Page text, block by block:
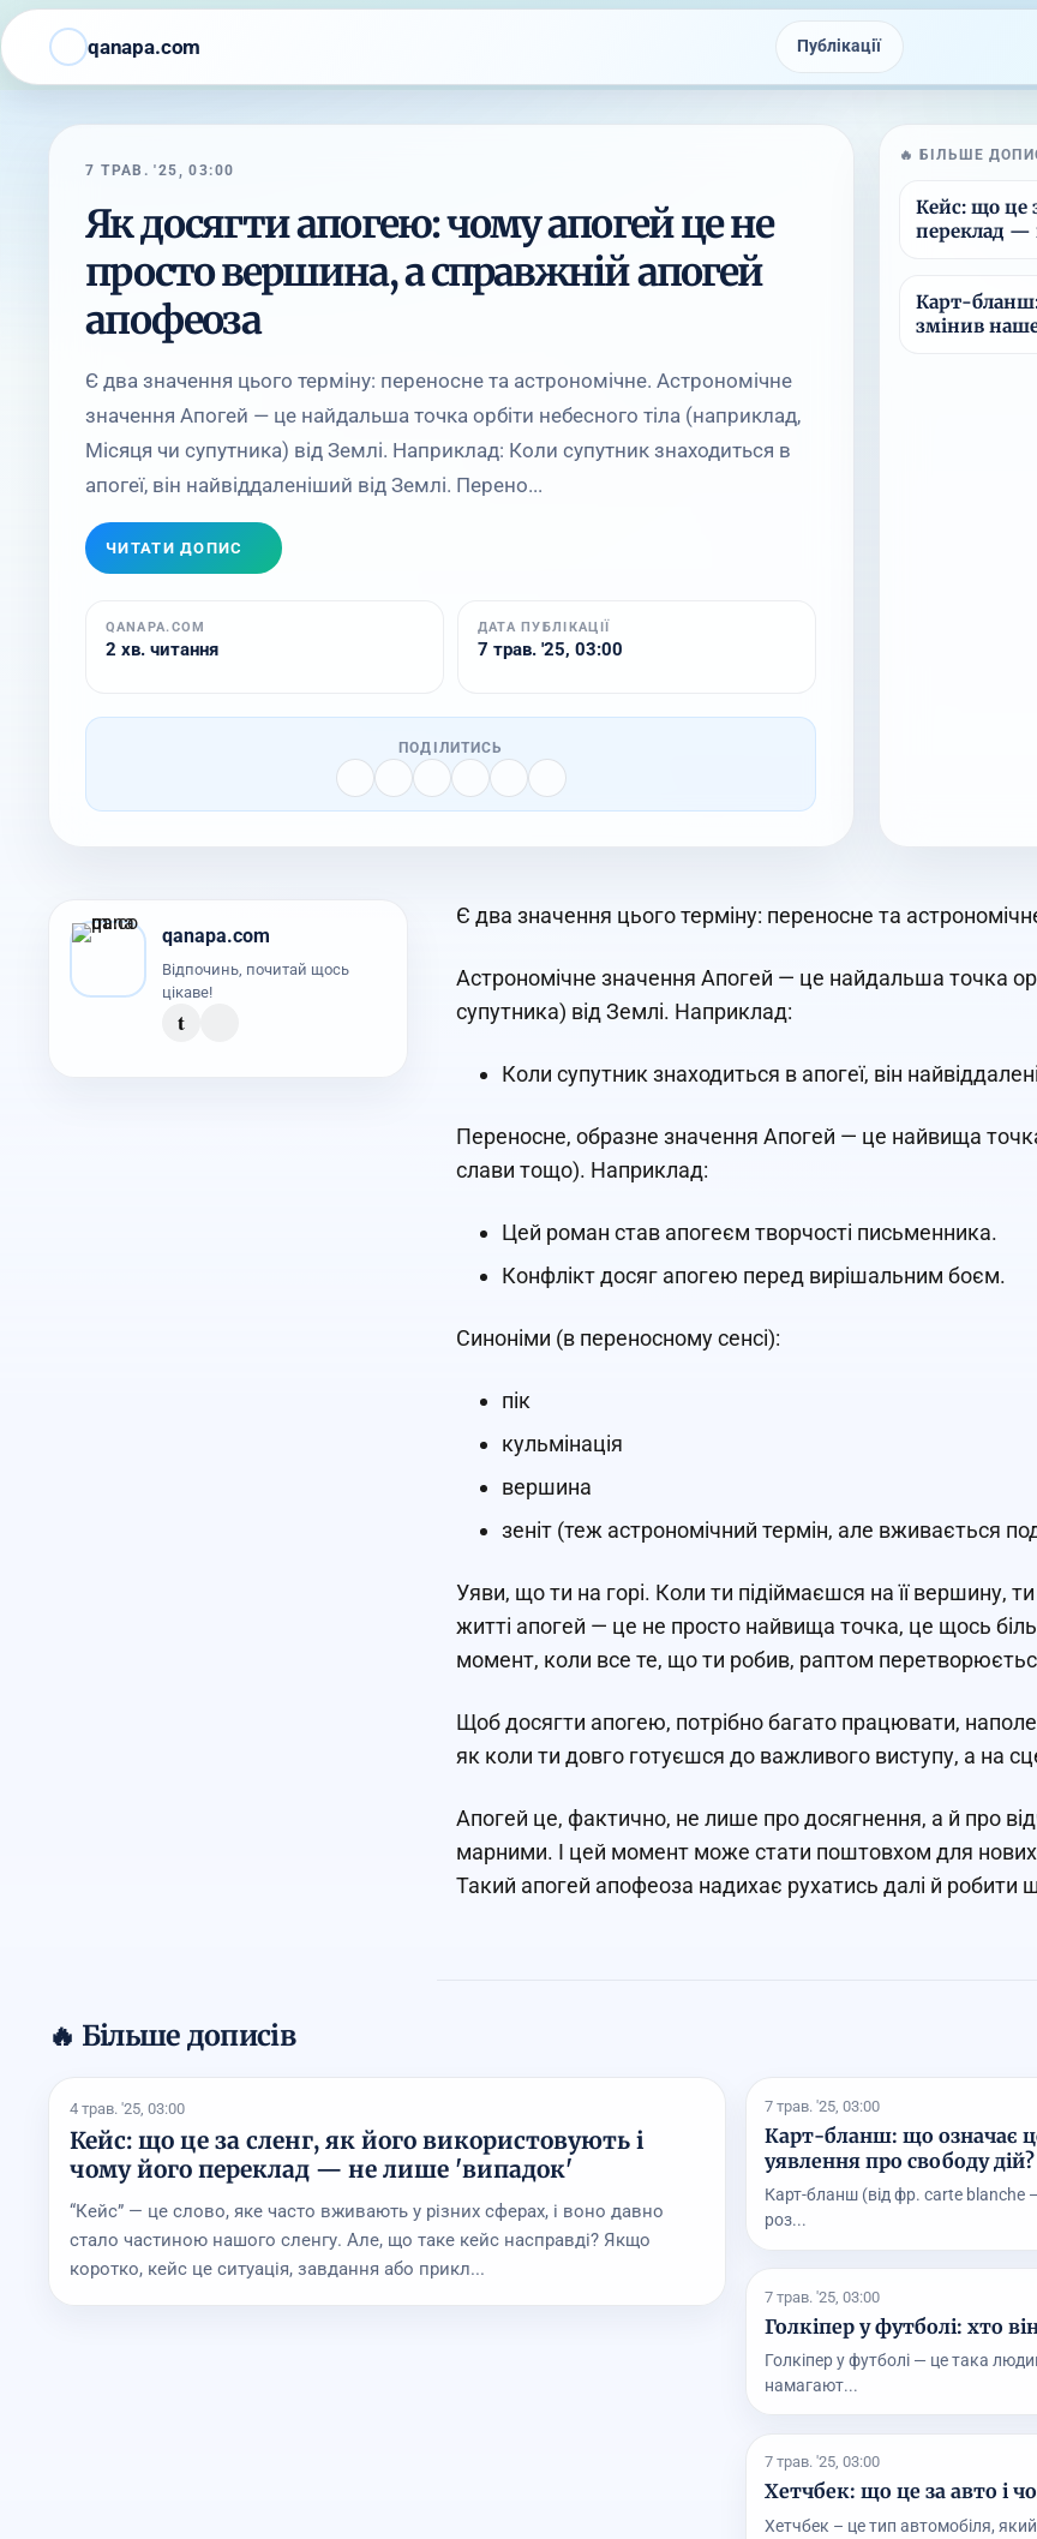
qanapa.com Публікації
7 ТРАВ. '25, 03:00
Як досягти апогею: чому апогей це не
просто вершина, а справжній апогей
апофеоза
Є два значення цього терміну: переносне та астрономічне. Астрономічне
значення Апогей — це найдальша точка орбіти небесного тіла (наприклад,
Місяця чи супутника) від Землі. Наприклад: Коли супутник знаходиться в
апогеї, він найвіддаленіший від Землі. Перено...
ЧИТАТИ ДОПИС
QANAPA.COM
2 хв. читання
ДАТА ПУБЛІКАЦІЇ
7 трав. '25, 03:00
ПОДІЛИТИСЬ
🔥 БІЛЬШЕ
Кейс: що це
переклад —
Карт-
змінив
qanapa.com
Відпочинь, почитай щось
цікаве!
t
Є два значення цього терміну: переносне та
Астрономічне значення Апогей — це найдальша точка
супутника) від Землі. Наприклад:
Коли супутник знаходиться в апогеї, він
Переносне, образне значення Апогей — це найвища
слави тощо). Наприклад:
Цей роман став апогеєм творчості письменника.
Конфлікт досяг апогею перед вирішальним боєм.
Синоніми (в переносному сенсі):
пік
кульмінація
вершина
зеніт (теж астрономічний термін, але вживається
Уяви, що ти на горі. Коли ти підіймаєшся на її вершину,
житті апогей — це не просто найвища точка, це щось
момент, коли все те, що ти робив, раптом
Щоб досягти апогею, потрібно багато працювати,
як коли ти довго готуєшся до важливого виступу, а на
Апогей це, фактично, не лише про досягнення, а й про
марними. І цей момент може стати поштовхом для
Такий апогей апофеоза надихає рухатись далі й робити
🔥 Більше дописів
4 трав. '25, 03:00
Кейс: що це за сленг, як його використовують і
чому його переклад — не лише 'випадок'
“Кейс” — це слово, яке часто вживають у різних сферах, і воно давно
стало частиною нашого сленгу. Але, що таке кейс насправді? Якщо
коротко, кейс це ситуація, завдання або прикл...
7 трав. '25, 03:00
Карт-бланш: що означає
уявлення про свободу дій?
Карт-бланш (від фр. carte blanche
роз...
7 трав. '25, 03:00
Голкіпер у футболі: хто
Голкіпер у футболі — це така
намагают...
7 трав. '25, 03:00
Хетчбек: що це за авто і
Хетчбек – це тип автомобіля, який